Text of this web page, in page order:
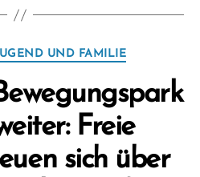
Kategorien
UND FAMILIE
Freie
sich über